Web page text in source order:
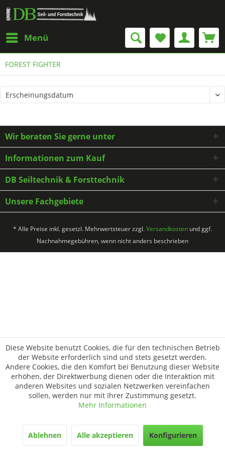
Menü
FOREST FIGHTER
Wir beraten Sie gerne unter
Informationen zum Kauf
DB Seiltechnik & Forsttechnik
Unsere Fachgebiete
* Alle Preise inkl. gesetzl. Mehrwertsteuer zzgl.Versandkosten und ggf.
Nachnahmegebühren, wenn nicht anders beschrieben
Diese Website benutzt Cookies, die für den technischen Betrieb
der Website erforderlich sind und stets gesetzt werden.
Andere Cookies, die den Komfort bei Benutzung dieser Website
erhöhen, der Direktwerbung dienen oder die Interaktion mit
anderen Websites und sozialen Netzwerken vereinfachen
sollen, werden nur mit Ihrer Zustimmung gesetzt.
Mehr Informationen
Ablehnen Alle akzeptieren Konfigurieren